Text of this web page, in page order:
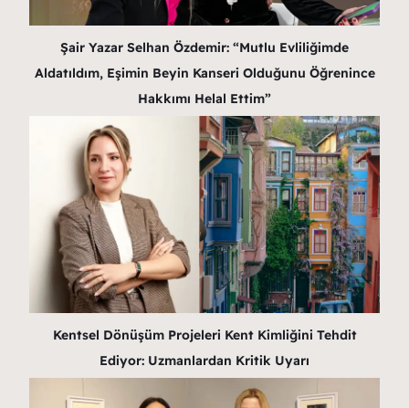
Şair Yazar Selhan Özdemir: “Mutlu Evliliğimde
Aldatıldım, Eşimin Beyin Kanseri Olduğunu Öğrenince
Hakkımı Helal Ettim”
Kentsel Dönüşüm Projeleri Kent Kimliğini Tehdit
Ediyor: Uzmanlardan Kritik Uyarı